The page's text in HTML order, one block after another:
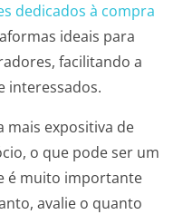
dedicados à compra
ideais para
facilitando a
interessados.
mais expositiva de
o que pode ser um
é muito importante
avalie o quanto